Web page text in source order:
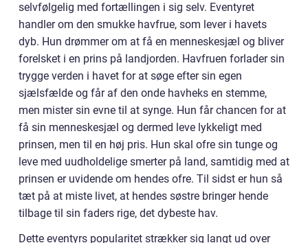
selvfølgelig med fortællingen i sig selv. Eventyret
handler om den smukke havfrue, som lever i havets
dyb. Hun drømmer om at få en menneskesjæl og bliver
forelsket i en prins på landjorden. Havfruen forlader sin
trygge verden i havet for at søge efter sin egen
sjælsfælde og får af den onde havheks en stemme,
men mister sin evne til at synge. Hun får chancen for at
få sin menneskesjæl og dermed leve lykkeligt med
prinsen, men til en høj pris. Hun skal ofre sin tunge og
leve med uudholdelige smerter på land, samtidig med at
prinsen er uvidende om hendes ofre. Til sidst er hun så
tæt på at miste livet, at hendes søstre bringer hende
tilbage til sin faders rige, det dybeste hav.
Dette eventyrs popularitet strækker sig langt ud over